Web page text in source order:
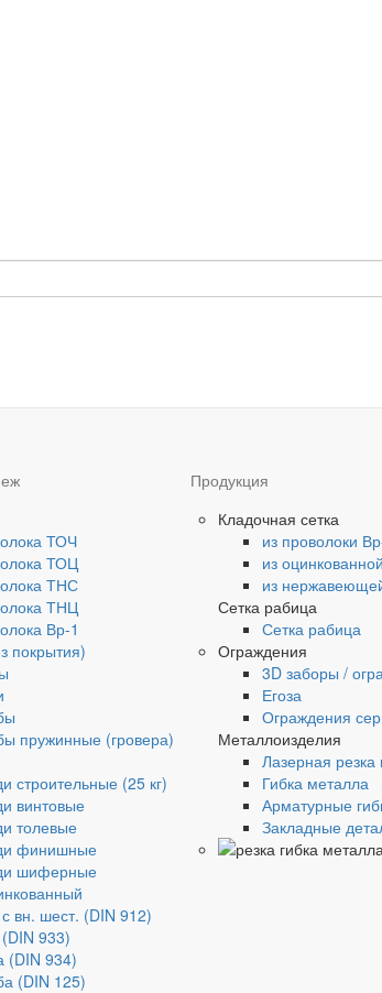
ТОЧ
ТОЦ
ТНС
ТНЦ
Вр-1
покрытия)
пружинные (гровера)
строительные (25 кг)
винтовые
толевые
финишные
шиферные
вн. шест. (DIN 912)
933)
(DIN 934)
(DIN 125)
Продукция
Кладочная сетка
из проволоки
из
из
Сетка рабица
Сетка рабица
Ограждения
3D заборы /
Егоза
Ограждения
Металлоизделия
Лазерная
Гибка металла
Арматурные
Закладные